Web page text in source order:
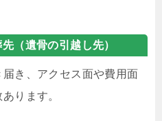
（遺骨の引越し先）
き、アクセス面や費用面
ります。